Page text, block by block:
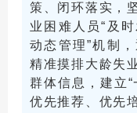
策、闭环落实，
业困难人员“及
动态管理”机制
精准摸排大龄失
群体信息，建立
优先推荐、优先